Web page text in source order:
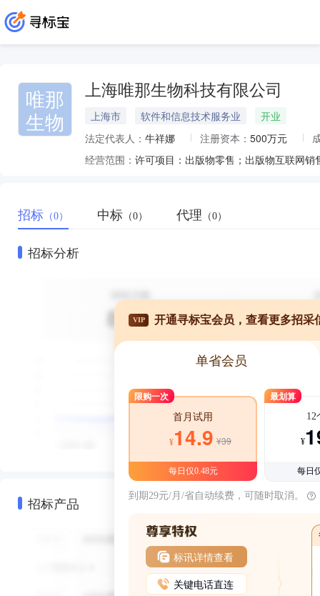
唯那
生物
上海唯那生物科技有限公司
上海市 软件和信息技术服务业
开业
法定代表人： 牛祥娜 注册资本： 500万元
经营范围：
招标 （0） 中标 （0） 代理 （0）
招标分析
招标产品
VIP 开通寻标宝会员，查看更多招采
单省会员
限购一次
首月试用
¥14.9 ¥39
每日仅0.48元
最划算
12
¥
每日
到期29元/月/省自动续费，可随时取消。
标讯详情查看
关键电话直连